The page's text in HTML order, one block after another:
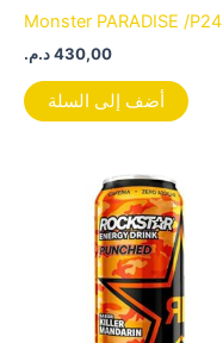
Monster PARADISE /P24
430,00د.م.
أضف إلى السلة